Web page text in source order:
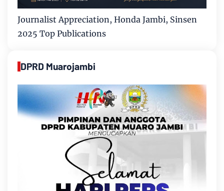
Journalist Appreciation, Honda Jambi, Sinsen
2025 Top Publications
DPRD Muarojambi